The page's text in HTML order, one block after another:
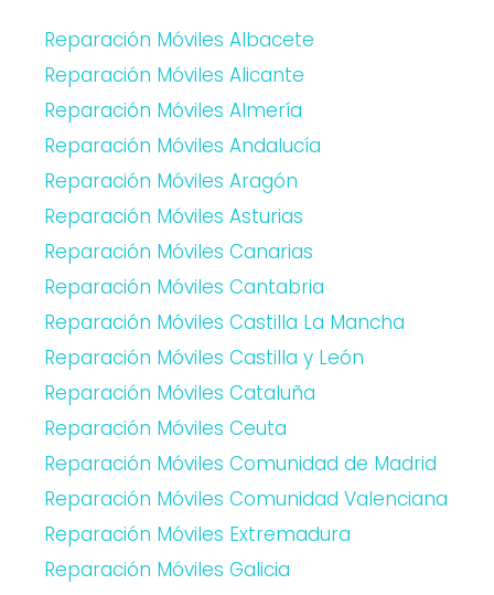
Reparación Móviles Albacete
Reparación Móviles Alicante
Reparación Móviles Almería
Reparación Móviles Andalucía
Reparación Móviles Aragón
Reparación Móviles Asturias
Reparación Móviles Canarias
Reparación Móviles Cantabria
Reparación Móviles Castilla La Mancha
Reparación Móviles Castilla y León
Reparación Móviles Cataluña
Reparación Móviles Ceuta
Reparación Móviles Comunidad de Madrid
Reparación Móviles Comunidad Valenciana
Reparación Móviles Extremadura
Reparación Móviles Galicia